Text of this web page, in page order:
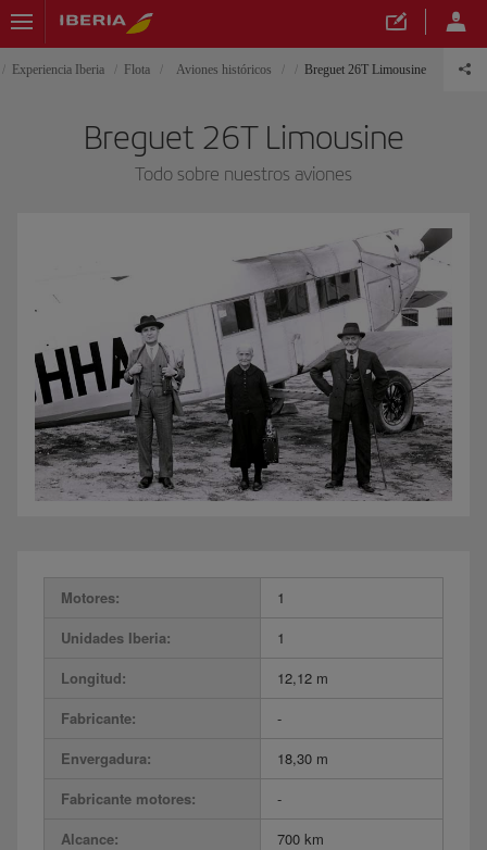
Experiencia Iberia Flota Aviones históricos Breguet 26T Limousine
Breguet 26T Limousine
Todo sobre nuestros aviones
Motores:
1
Unidades Iberia:
1
Longitud:
12,12 m
Fabricante:
-
Envergadura:
18,30 m
Fabricante motores:
-
Alcance:
700 km